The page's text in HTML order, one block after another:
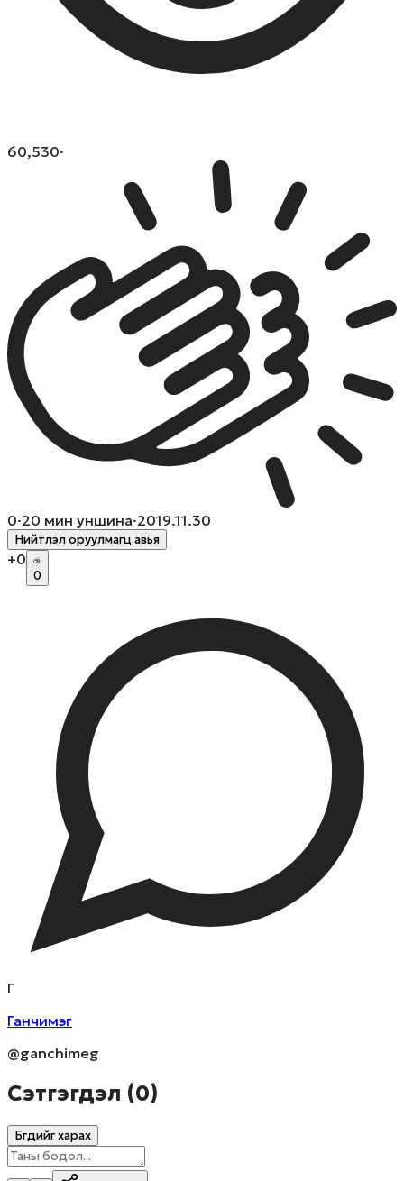
60,530·
0·20 мин уншина·2019.11.30
Нийтлэл оруулмагц авья
+0
0
Г
Ганчимэг
@ganchimeg
Сэтгэгдэл (0)
Бүгдийг харах